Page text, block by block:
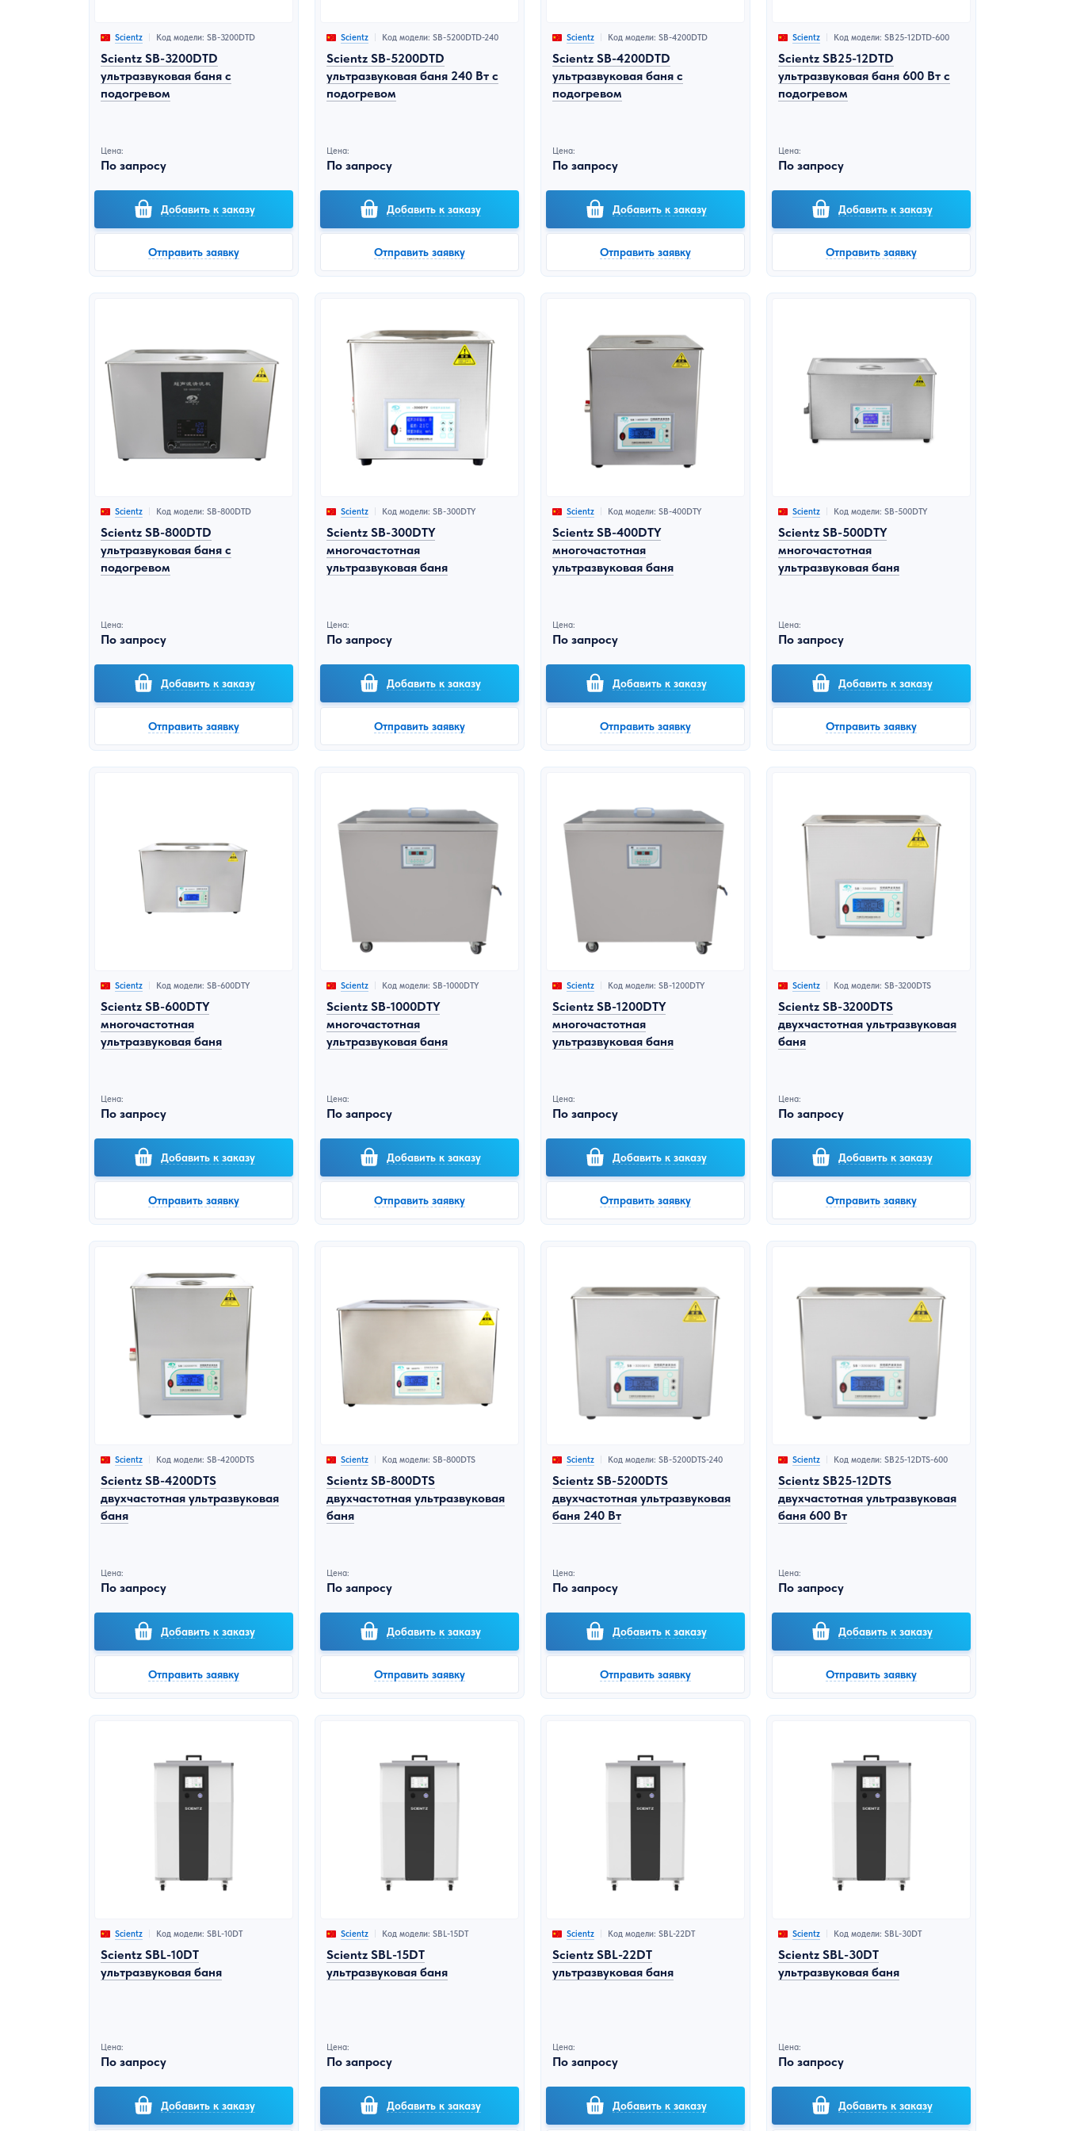
Scientz Код модели: SB-3200DTD
Scientz SB-3200DTD
ультразвуковая баня с
подогревом
Цена:
По запросу
Добавить к заказу
Отправить заявку
Scientz Код модели: SB-5200DTD-240
Scientz SB-5200DTD
ультразвуковая баня 240 Вт с
подогревом
Цена:
По запросу
Добавить к заказу
Отправить заявку
Scientz Код модели: SB-4200DTD
Scientz SB-4200DTD
ультразвуковая баня с
подогревом
Цена:
По запросу
Добавить к заказу
Отправить заявку
Scientz Код модели: SB25-12DTD-600
Scientz SB25-12DTD
ультразвуковая баня 600 Вт с
подогревом
Цена:
По запросу
Добавить к заказу
Отправить заявку
Scientz Код модели: SB-800DTD
Scientz SB-800DTD
ультразвуковая баня с
подогревом
Цена:
По запросу
Добавить к заказу
Отправить заявку
Scientz Код модели: SB-300DTY
Scientz SB-300DTY
многочастотная
ультразвуковая баня
Цена:
По запросу
Добавить к заказу
Отправить заявку
Scientz Код модели: SB-400DTY
Scientz SB-400DTY
многочастотная
ультразвуковая баня
Цена:
По запросу
Добавить к заказу
Отправить заявку
Scientz Код модели: SB-500DTY
Scientz SB-500DTY
многочастотная
ультразвуковая баня
Цена:
По запросу
Добавить к заказу
Отправить заявку
Scientz Код модели: SB-600DTY
Scientz SB-600DTY
многочастотная
ультразвуковая баня
Цена:
По запросу
Добавить к заказу
Отправить заявку
Scientz Код модели: SB-1000DTY
Scientz SB-1000DTY
многочастотная
ультразвуковая баня
Цена:
По запросу
Добавить к заказу
Отправить заявку
Scientz Код модели: SB-1200DTY
Scientz SB-1200DTY
многочастотная
ультразвуковая баня
Цена:
По запросу
Добавить к заказу
Отправить заявку
Scientz Код модели: SB-3200DTS
Scientz SB-3200DTS
двухчастотная ультразвуковая
баня
Цена:
По запросу
Добавить к заказу
Отправить заявку
Scientz Код модели: SB-4200DTS
Scientz SB-4200DTS
двухчастотная ультразвуковая
баня
Цена:
По запросу
Добавить к заказу
Отправить заявку
Scientz Код модели: SB-800DTS
Scientz SB-800DTS
двухчастотная ультразвуковая
баня
Цена:
По запросу
Добавить к заказу
Отправить заявку
Scientz Код модели: SB-5200DTS-240
Scientz SB-5200DTS
двухчастотная ультразвуковая
баня 240 Вт
Цена:
По запросу
Добавить к заказу
Отправить заявку
Scientz Код модели: SB25-12DTS-600
Scientz SB25-12DTS
двухчастотная ультразвуковая
баня 600 Вт
Цена:
По запросу
Добавить к заказу
Отправить заявку
Scientz Код модели: SBL-10DT
Scientz SBL-10DT
ультразвуковая баня
Цена:
По запросу
Добавить к заказу
Scientz Код модели: SBL-15DT
Scientz SBL-15DT
ультразвуковая баня
Цена:
По запросу
Добавить к заказу
Scientz Код модели: SBL-22DT
Scientz SBL-22DT
ультразвуковая баня
Цена:
По запросу
Добавить к заказу
Scientz Код модели: SBL-30DT
Scientz SBL-30DT
ультразвуковая баня
Цена:
По запросу
Добавить к заказу